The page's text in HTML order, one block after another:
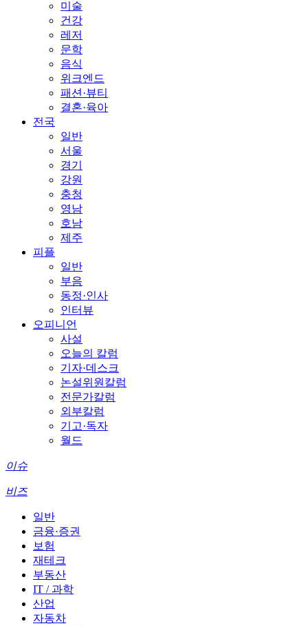
미술
건강
레저
문학
음식
위크엔드
패션·뷰티
결혼·육아
전국
일반
서울
경기
강원
충청
영남
호남
제주
피플
일반
부음
동정·인사
인터뷰
오피니언
사설
오늘의 칼럼
기자·데스크
논설위원칼럼
전문가칼럼
외부칼럼
기고·독자
월드
이슈
비즈
일반
금융·증권
보험
재테크
부동산
IT / 과학
산업
자동차